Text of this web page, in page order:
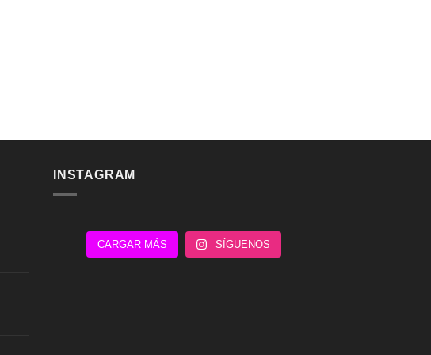
INSTAGRAM
CARGAR MÁS SÍGUENOS